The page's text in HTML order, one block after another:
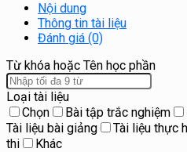
Nội dung
Thông tin tài liệu
Đánh giá (0)
Từ khóa hoặc Tên học phần
Loại tài liệu
Chọn
Bài tập trắc nghiệm
Tài liệu bài giảng
Tài liệu thực
thi
Khác